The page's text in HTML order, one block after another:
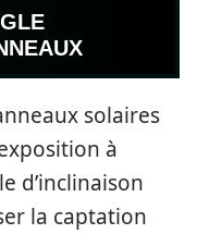
solaires
à
d’inclinaison
la captation